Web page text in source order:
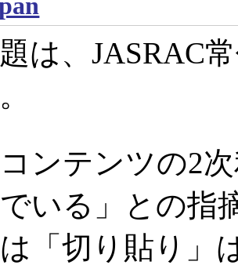
は、JASRAC
コンテンツの2
でいる」との指
は「切り貼り」